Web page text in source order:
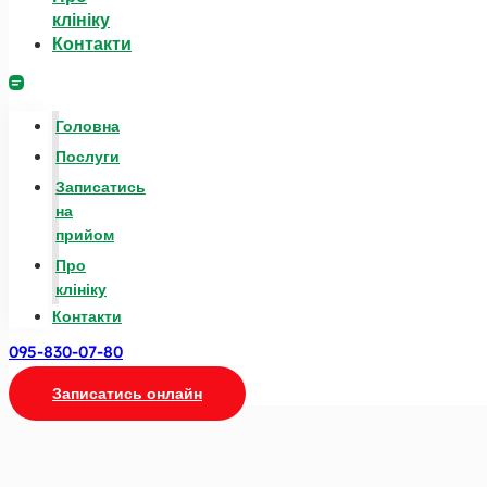
клініку
Контакти
Головна
Послуги
Записатись
на
прийом
Про
клініку
Контакти
095-830-07-80
Записатись онлайн